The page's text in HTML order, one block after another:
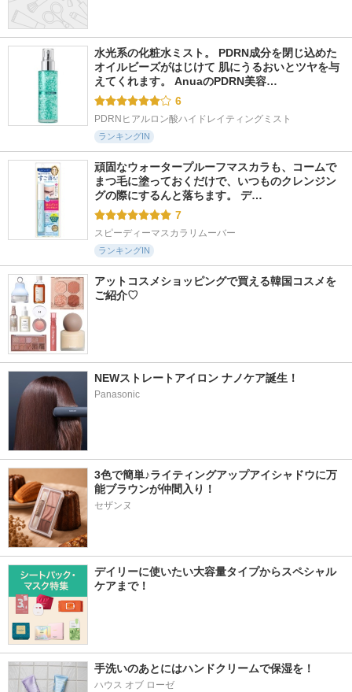
水光系の化粧水ミスト。 PDRN成分を閉じ込めた
オイルビーズがはじけて 肌にうるおいとツヤを与
えてくれます。 AnuaのPDRN美容…
6
PDRNヒアルロン酸ハイドレイティングミスト
ランキングIN
頑固なウォータープルーフマスカラも、コームで
まつ毛に塗っておくだけで、いつものクレンジン
グの際にするんと落ちます。 デ…
7
スピーディーマスカラリムーバー
ランキングIN
アットコスメショッピングで買える韓国コスメを
ご紹介♡
NEWストレートアイロン ナノケア誕生！
Panasonic
3色で簡単♪ライティングアップアイシャドウに万
能ブラウンが仲間入り！
セザンヌ
デイリーに使いたい大容量タイプからスペシャル
ケアまで！
手洗いのあとにはハンドクリームで保湿を！
ハウス オブ ローゼ